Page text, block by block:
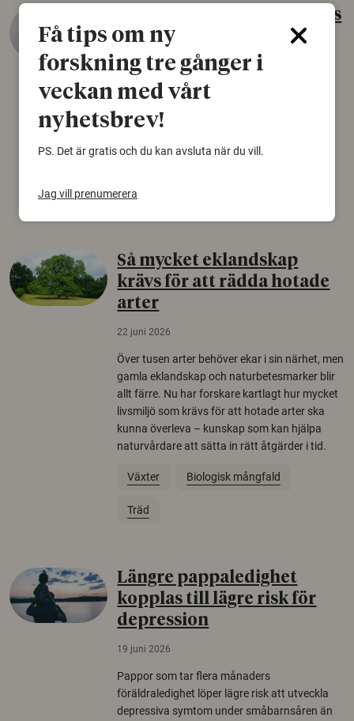
Gammalt skinn var Sveriges
äldsta sko
22 juni 2026
Det som arkeologer länge trodde var en
gammal sko. Fyndet bär spår av romerskt
skomode och beskrivs som mycket ovanligt i
Arkeologi
Så mycket eklandskap
krävs för att rädda hotade
arter
22 juni 2026
Över tusen arter behöver ekar i sin närhet, men
gamla eklandskap och naturbetesmarker blir
allt färre. Nu har forskare kartlagt hur mycket
livsmiljö som krävs för att hotade arter ska
kunna överleva – kunskap som kan hjälpa
naturvårdare att sätta in rätt åtgärder i tid.
Växter Biologisk mångfald
Träd
Längre pappaledighet
kopplas till lägre risk för
depression
19 juni 2026
Pappor som tar flera månaders
föräldraledighet löper lägre risk att utveckla
depressiva symtom under småbarnsåren än
Få tips om ny
forskning tre gånger i
veckan med vårt
nyhetsbrev!
PS. Det är gratis och du kan avsluta när du vill.
Jag vill prenumerera